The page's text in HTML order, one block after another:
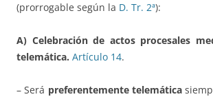
(prorrogable según la D. Tr. 2ª):
A) Celebración de actos procesales
telemática. Artículo 14.
– Será preferentemente telemática